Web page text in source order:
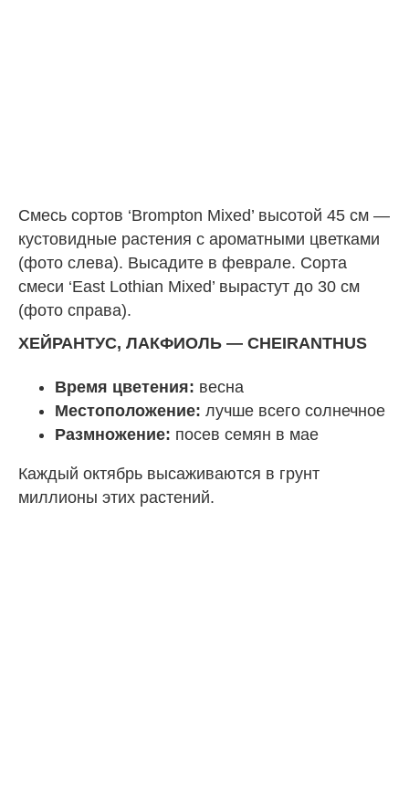
Смесь сортов ‘Brompton Mixed’ высотой 45 см —
кустовидные растения с ароматными цветками
(фото слева). Высадите в феврале. Сорта
смеси ‘East Lothian Mixed’ вырастут до 30 см
(фото справа).
ХЕЙРАНТУС, ЛАКФИОЛЬ — CHEIRANTHUS
Время цветения: весна
Местоположение: лучше всего солнечное
Размножение: посев семян в мае
Каждый октябрь высаживаются в грунт
миллионы этих растений.